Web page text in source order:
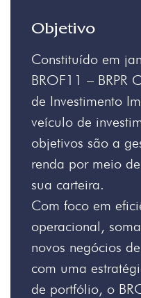
Objetivo
Constituído em
BROF11 – BRPR
de Investimento
veículo de
objetivos são a
renda por meio
sua carteira.
Com foco em
operacional,
novos negócios
com uma
de portfólio, o